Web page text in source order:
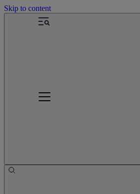
Skip to content